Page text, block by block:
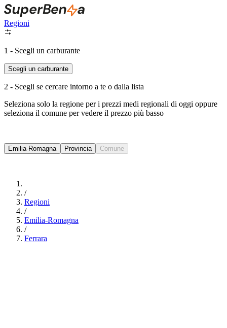
Regioni
1 - Scegli un carburante
Scegli un carburante
2 - Scegli se cercare intorno a te o dalla lista
Seleziona solo la regione per i prezzi medi regionali di oggi oppure
seleziona il comune per vedere il prezzo più basso
Emilia-Romagna Provincia Comune
/
Regioni
/
Emilia-Romagna
/
Ferrara